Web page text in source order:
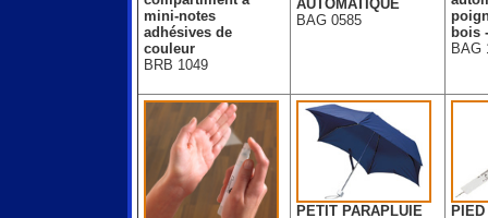
mini-notes
adhésives de
couleur
BRB 1049
AUTOMATIQUE
BAG 0585
bois
BAG
PETIT PARAPLUIE